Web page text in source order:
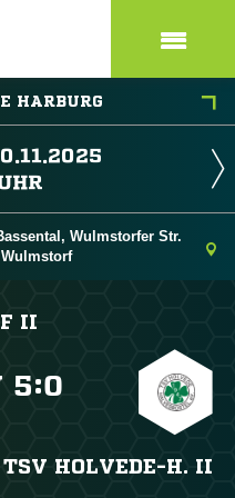
HARBURG
Wulmstorfer Str.
Wulmstorf
II
:
TSV HOLVEDE-H. II